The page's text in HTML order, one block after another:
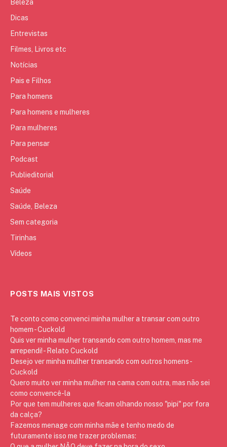
Beleza
Dicas
Entrevistas
Filmes, Livros etc
Notícias
Pais e Filhos
Para homens
Para homens e mulheres
Para mulheres
Para pensar
Podcast
Publieditorial
Saúde
Saúde, Beleza
Sem categoria
Tirinhas
Vídeos
POSTS MAIS VISTOS
Te conto como convenci minha mulher a transar com outro
homem - Cuckold
Quis ver minha mulher transando com outro homem, mas me
arrependi! - Relato Cuckold
Desejo ver minha mulher transando com outros homens -
Cuckold
Quero muito ver minha mulher na cama com outra, mas não sei
como convencê-la
Por que tem mulheres que ficam olhando nosso "pipi" por fora
da calça?
Fazemos menage com minha mãe e tenho medo de
futuramente isso me trazer problemas: